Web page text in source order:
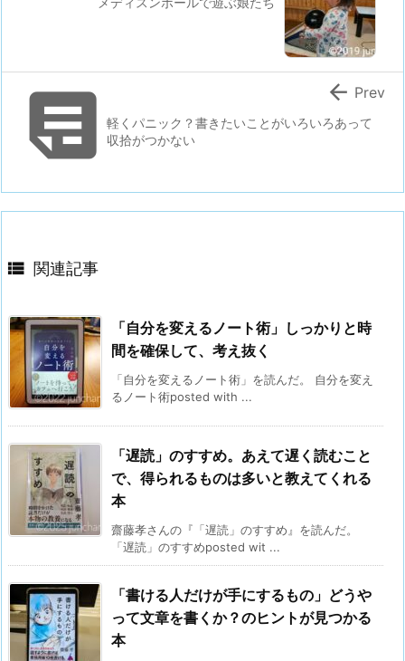
軽くパニック？書きたいことがいろいろあって
収拾がつかない
 Prev
 関連記事
「自分を変えるノート術」しっかりと時
間を確保して、考え抜く
「自分を変えるノート術」を読んだ。 自分を変え
るノート術posted with ...
「遅読」のすすめ。あえて遅く読むこと
で、得られるものは多いと教えてくれる
本
齋藤孝さんの『「遅読」のすすめ』を読んだ。
「遅読」のすすめposted wit ...
「書ける人だけが手にするもの」どうや
って文章を書くか？のヒントが見つかる
本